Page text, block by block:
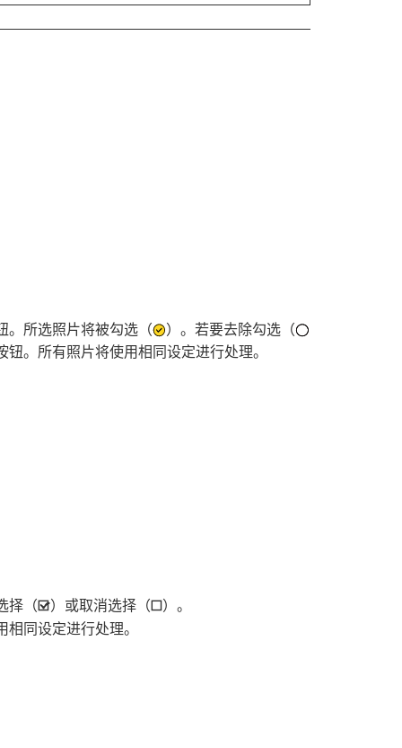
。所选照片将被勾选（
）。若要去除勾选（
钮。所有照片将使用相同设定进行处理。
择（M）或取消选择（U）。
同设定进行处理。